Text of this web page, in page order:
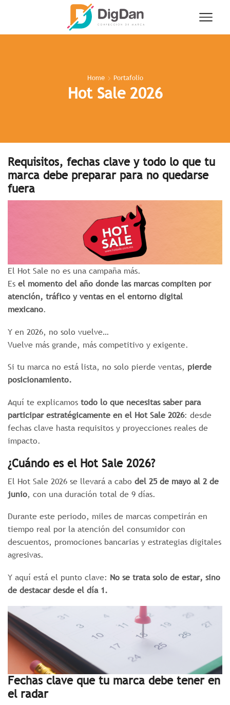
Home Portafolio
Hot Sale 2026
Requisitos, fechas clave y todo lo que tu
marca debe preparar para no quedarse
fuera
El Hot Sale no es una campaña más.
Es el momento del año donde las marcas compiten por
atención, tráfico y ventas en el entorno digital
mexicano.
Y en 2026, no solo vuelve…
Vuelve más grande, más competitivo y exigente.
Si tu marca no está lista, no solo pierde ventas, pierde
posicionamiento.
Aquí te explicamos todo lo que necesitas saber para
participar estratégicamente en el Hot Sale 2026: desde
fechas clave hasta requisitos y proyecciones reales de
impacto.
¿Cuándo es el Hot Sale 2026?
El Hot Sale 2026 se llevará a cabo del 25 de mayo al 2 de
junio, con una duración total de 9 días.
Durante este periodo, miles de marcas competirán en
tiempo real por la atención del consumidor con
descuentos, promociones bancarias y estrategias digitales
agresivas.
Y aquí está el punto clave: No se trata solo de estar, sino
de destacar desde el día 1.
Fechas clave que tu marca debe tener en
el radar